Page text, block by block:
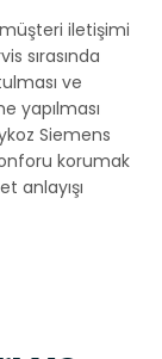
iletişimi
sırasında
ve
yapılması
Siemens
korumak
anlayışı